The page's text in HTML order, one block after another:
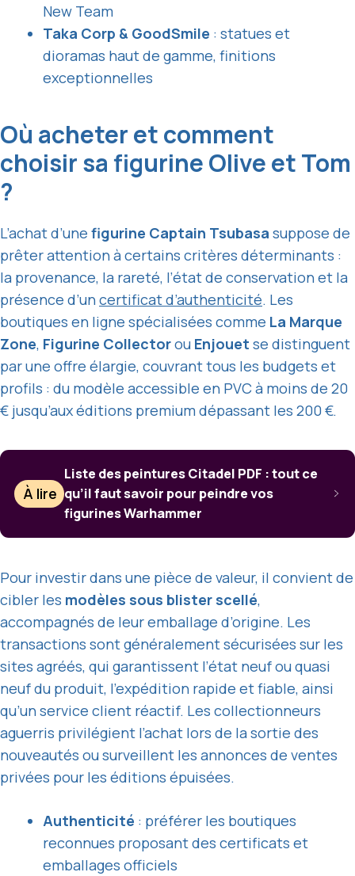
New Team
Taka Corp & GoodSmile : statues et
dioramas haut de gamme, finitions
exceptionnelles
Où acheter et comment
choisir sa figurine Olive et Tom
?
L’achat d’une figurine Captain Tsubasa suppose de
prêter attention à certains critères déterminants :
la provenance, la rareté, l’état de conservation et la
présence d’uncertificat d’authenticité. Les
boutiques en ligne spécialisées comme La Marque
Zone, Figurine Collectorou Enjouet se distinguent
par une offre élargie, couvrant tous les budgets et
profils : du modèle accessible en PVC à moins de 20
€ jusqu’aux éditions premium dépassant les 200 €.
À lire
Liste des peintures Citadel PDF : tout ce
qu’il faut savoir pour peindre vos
figurines Warhammer
Pour investir dans une pièce de valeur, il convient de
cibler les modèles sous blister scellé,
accompagnés de leur emballage d’origine. Les
transactions sont généralement sécurisées sur les
sites agréés, qui garantissent l’état neuf ou quasi
neuf du produit, l’expédition rapide et fiable, ainsi
qu’un service client réactif. Les collectionneurs
aguerris privilégient l’achat lors de la sortie des
nouveautés ou surveillent les annonces de ventes
privées pour les éditions épuisées.
Authenticité : préférer les boutiques
reconnues proposant des certificats et
emballages officiels